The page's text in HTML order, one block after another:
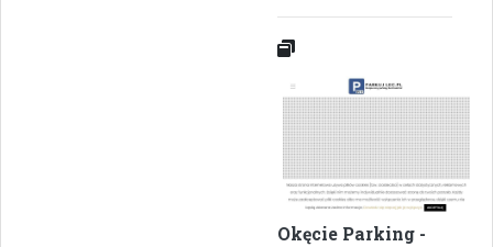
Okęcie Parking -